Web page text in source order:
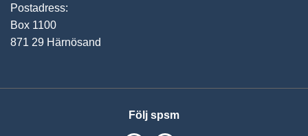
Postadress:
Box 1100
871 29 Härnösand
Följ spsm